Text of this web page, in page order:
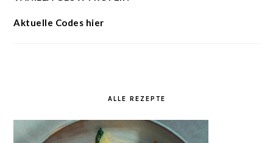
Aktuelle Codes hier
ALLE REZEPTE